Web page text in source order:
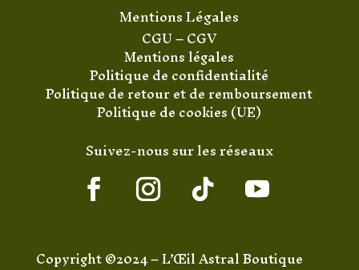
Mentions Légales
CGU–CGV
Mentions légales
Politique de confidentialité
Politique de retour et de remboursement
Politique de cookies (UE)
Suivez-nous sur les réseaux
Copyright ©2024 – L’Œil Astral Boutique